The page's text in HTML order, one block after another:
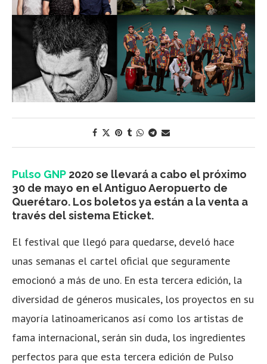
Pulso GNP 2020 se llevará a cabo el próximo
30 de mayo en el Antiguo Aeropuerto de
Querétaro. Los boletos ya están a la venta a
través del sistema Eticket.
El festival que llegó para quedarse, develó hace
unas semanas el cartel oficial que seguramente
emocionó a más de uno. En esta tercera edición, la
diversidad de géneros musicales, los proyectos en su
mayoría latinoamericanos así como los artistas de
fama internacional, serán sin duda, los ingredientes
perfectos para que esta tercera edición de Pulso